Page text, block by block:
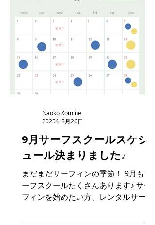
9月サーフスクールスケジ
ュール決まりました♪
まだまだサーフィンの季節！ 9月もサ
ーフスクールたくさんあります♪ サー
フィンを始めたい方、レンタルサーフ
Naoko Komine
2025年8月26日